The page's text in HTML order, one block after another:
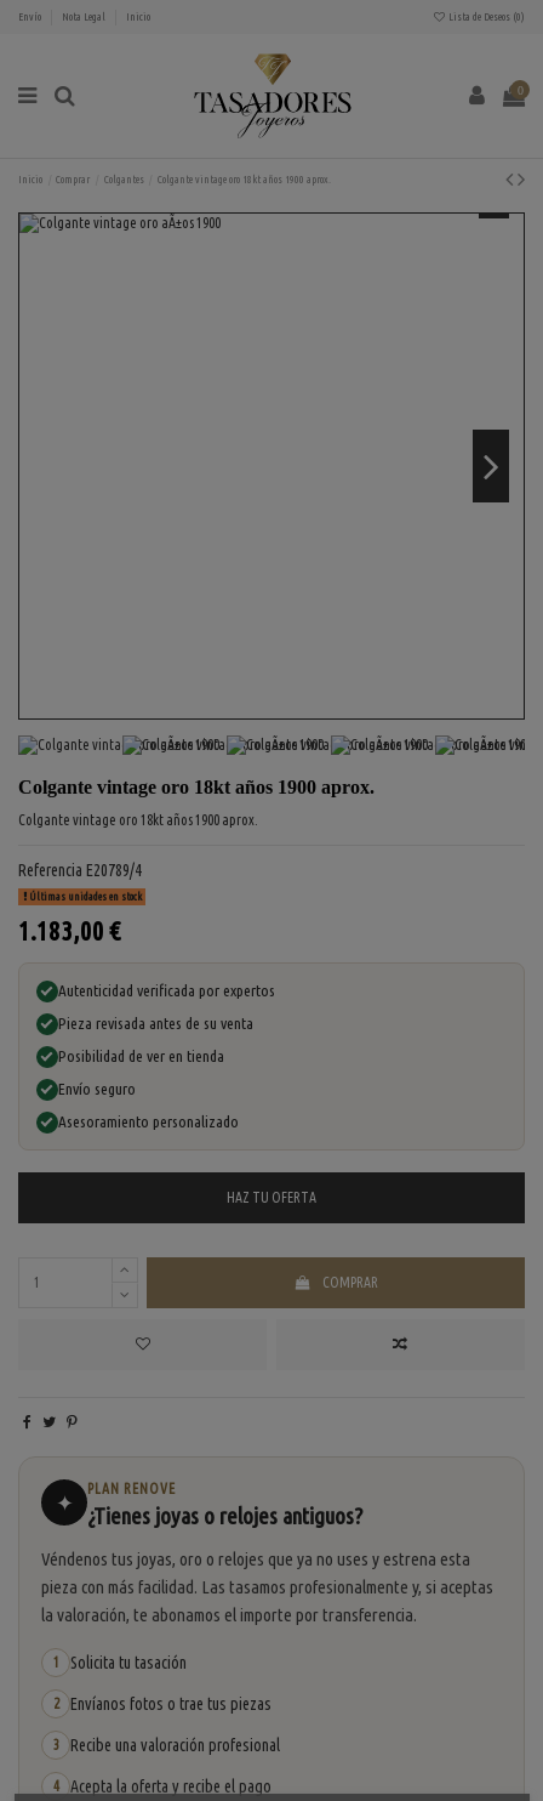
Envío Nota Legal Inicio Lista de Deseos (0)
0
Inicio Comprar Colgantes Colgante vintage oro 18kt años 1900 aprox.
Colgante vintage oro 18kt años 1900 aprox.
Colgante vintage oro 18kt años 1900 aprox.
Referencia E20789/4
Últimas unidades en stock
1.183,00 €
Autenticidad verificada por expertos
Pieza revisada antes de su venta
Posibilidad de ver en tienda
Envío seguro
Asesoramiento personalizado
HAZ TU OFERTA
COMPRAR
✦
PLAN RENOVE
¿Tienes joyas o relojes antiguos?
Véndenos tus joyas, oro o relojes que ya no uses y estrena esta
pieza con más facilidad. Las tasamos profesionalmente y, si aceptas
la valoración, te abonamos el importe por transferencia.
1 Solicita tu tasación
2 Envíanos fotos o trae tus piezas
3 Recibe una valoración profesional
4 Acepta la oferta y recibe el pago